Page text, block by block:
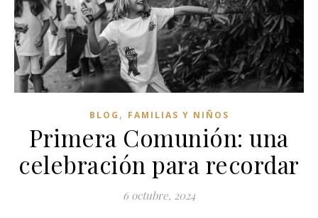
BLOG , FAMILIAS Y NIÑOS
Primera Comunión: una
celebración para recordar
6 octubre, 2024